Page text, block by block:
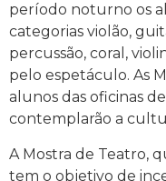
período noturno os
categorias violão,
percussão, coral,
pelo espetáculo. As
alunos das oficinas
contemplarão a
A Mostra de Teatro,
tem o objetivo de